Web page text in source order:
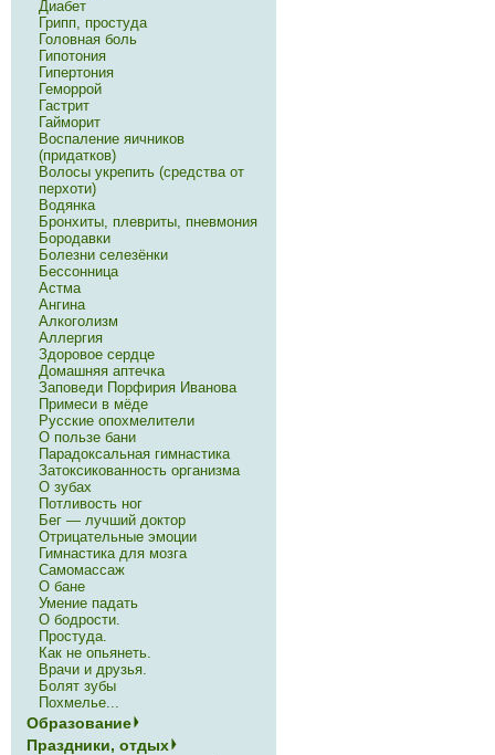
Диабет
Грипп, простуда
Головная боль
Гипотония
Гипертония
Геморрой
Гастрит
Гайморит
Воспаление яичников
(придатков)
Волосы укрепить (средства от
перхоти)
Водянка
Бронхиты, плевриты, пневмония
Бородавки
Болезни селезёнки
Бессонница
Астма
Ангина
Алкоголизм
Аллергия
Здоровое сердце
Домашняя аптечка
Заповеди Порфирия Иванова
Примеси в мёде
Русские опохмелители
О пользе бани
Парадоксальная гимнастика
Затоксикованность организма
О зубах
Потливость ног
Бег — лучший доктор
Отрицательные эмоции
Гимнастика для мозга
Самомассаж
О бане
Умение падать
О бодрости.
Простуда.
Как не опьянеть.
Врачи и друзья.
Болят зубы
Похмелье...
Образование
Праздники, отдых